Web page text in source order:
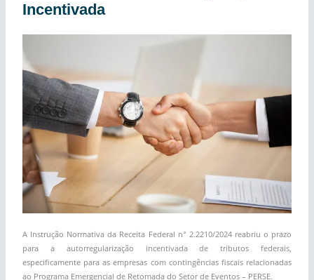
Incentivada
A Instrução Normativa da Receita Federal n° 2.2210/2024 reabriu o prazo
para a autorregularização incentivada de tributos federais,
especificamente para as empresas com contingências fiscais relacionadas
ao Programa Emergencial de Retomada do Setor de Eventos – PERSE.